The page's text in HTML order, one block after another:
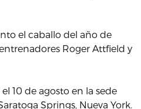
el caballo del año de
Roger Attfield y
10 de agosto en la sede
Springs, Nueva York.